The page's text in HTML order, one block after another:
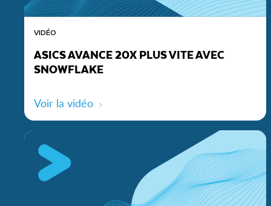
VIDÉO
ASICS AVANCE 20X PLUS VITE AVEC
SNOWFLAKE
Voir la vidéo